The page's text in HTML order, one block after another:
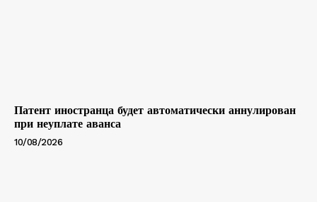
Патент иностранца будет автоматически аннулирован
при неуплате аванса
10/08/2026